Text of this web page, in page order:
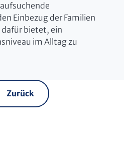
Einbezug der Familien
bietet, ein
im Alltag zu
Zurück